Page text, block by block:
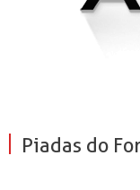
Piadas do